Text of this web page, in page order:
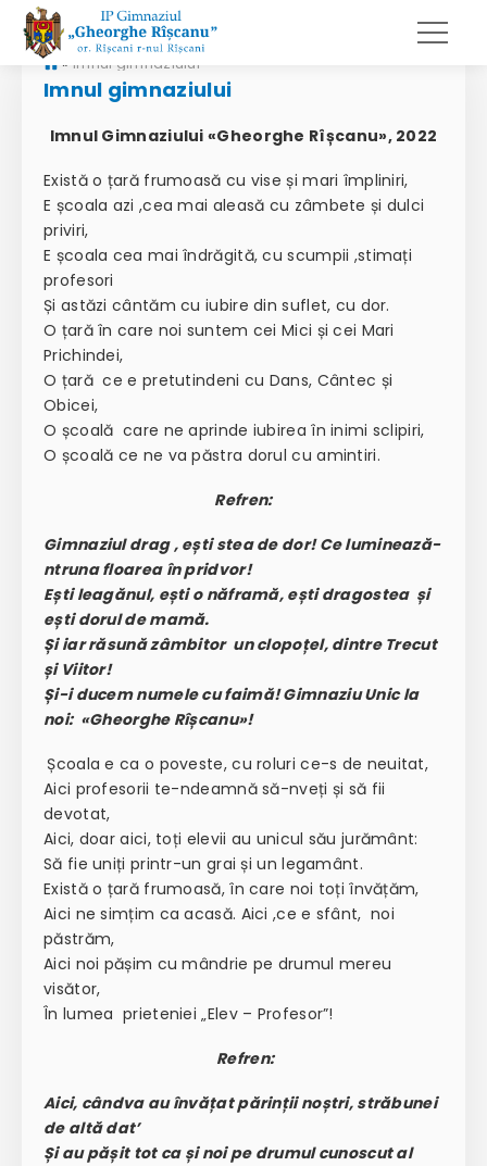
» Imnul gimnaziului
Imnul gimnaziului
Imnul Gimnaziului«Gheorghe Rîșcanu», 2022
Există o țară frumoasă cu vise și mari împliniri,
E școala azi ,cea mai aleasă cu zâmbete și dulci
priviri,
E școala cea mai îndrăgită, cu scumpii ,stimați
profesori
Și astăzi cântăm cu iubire din suflet, cu dor.
O țară în care noi suntem cei Mici și cei Mari
Prichindei,
O țară ce e pretutindeni cu Dans, Cântec și
Obicei,
O școală care ne aprinde iubirea în inimi sclipiri,
O școală ce ne va păstra dorul cu amintiri.
Refren:
Gimnaziul drag , ești stea de dor! Ce luminează-
ntruna floarea în pridvor!
Ești leagănul, ești o năframă, ești dragostea și
ești dorul de mamă.
Și iar răsună zâmbitor un clopoțel, dintre Trecut
și Viitor!
Și-i ducem numele cu faimă! Gimnaziu Unic la
noi: «Gheorghe Rîșcanu»!
Școala e ca o poveste, cu roluri ce-s de neuitat,
Aici profesorii te-ndeamnă să-nveți și să fii
devotat,
Aici, doar aici, toți elevii au unicul său jurământ:
Să fie uniți printr-un grai și un legamânt.
Există o țară frumoasă, în care noi toți învățăm,
Aici ne simțim ca acasă. Aici ,ce e sfânt, noi
păstrăm,
Aici noi pășim cu mândrie pe drumul mereu
visător,
În lumea prieteniei „Elev – Profesor”!
Refren:
Aici, cândva au învățat părinții noștri, străbunei
de altă dat’
Și au pășit tot ca și noi pe drumul cunoscut al